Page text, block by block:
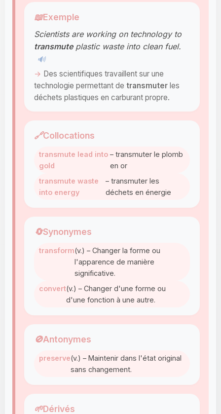
📖Exemple
Scientists are working on technology to
transmuteplastic waste into clean fuel.
🔊
Des scientifiques travaillent sur une
technologie permettant de transmuter les
déchets plastiques en carburant propre.
🔗Collocations
transmute lead into
gold
– transmuter le plomb
en or
transmute waste
into energy
– transmuter les
déchets en énergie
🔄Synonymes
transform(v.) – Changer la forme ou
l'apparence de manière
significative.
convert(v.) – Changer d'une forme ou
d'une fonction à une autre.
🚫Antonymes
preserve(v.) – Maintenir dans l'état original
sans changement.
🌱Dérivés